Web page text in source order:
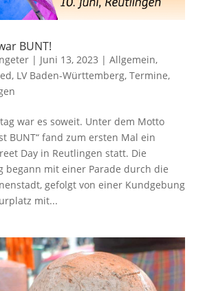
BUNT!
| Juni 13, 2023 | Allgemein,
, LV Baden-Württemberg, Termine,
war es soweit. Unter dem Motto
BUNT“ fand zum ersten Mal ein
Day in Reutlingen statt. Die
begann mit einer Parade durch die
gefolgt von einer Kundgebung
mit...